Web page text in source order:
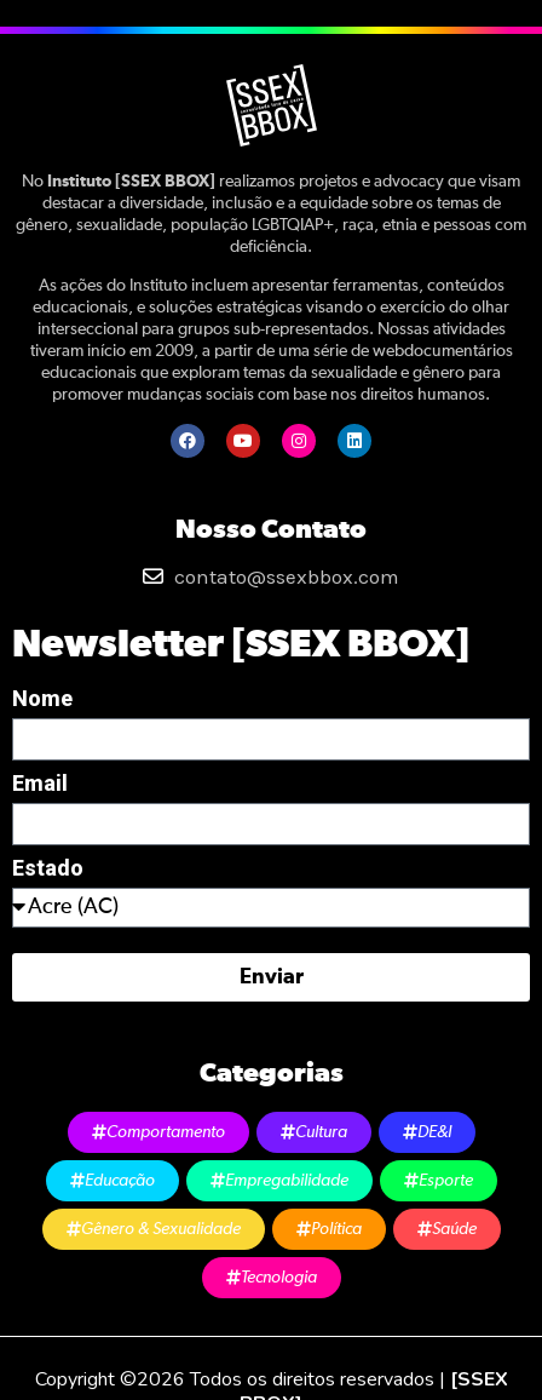
No Instituto [SSEX BBOX]
realizamos projetos e advocacy que visam
destacar a diversidade, inclusão e a equidade sobre os temas de
gênero, sexualidade, população LGBTQIAP+, raça, etnia e pessoas com
deficiência.
As ações do Instituto incluem apresentar ferramentas, conteúdos
educacionais, e soluções estratégicas visando o exercício do olhar
interseccional para grupos sub-representados. Nossas atividades
tiveram início em 2009, a partir de uma série de webdocumentários
educacionais que exploram temas da sexualidade e gênero para
promover mudanças sociais com base nos direitos humanos.
Nosso Contato
contato@ssexbbox.com
Newsletter [SSEX BBOX]
Nome
Email
Estado
Enviar
Categorias
Comportamento Cultura DE&I
Educação Empregabilidade Esporte
Gênero & Sexualidade Política Saúde
Tecnologia
Copyright ©2026 Todos os direitos reservados | [SSEX